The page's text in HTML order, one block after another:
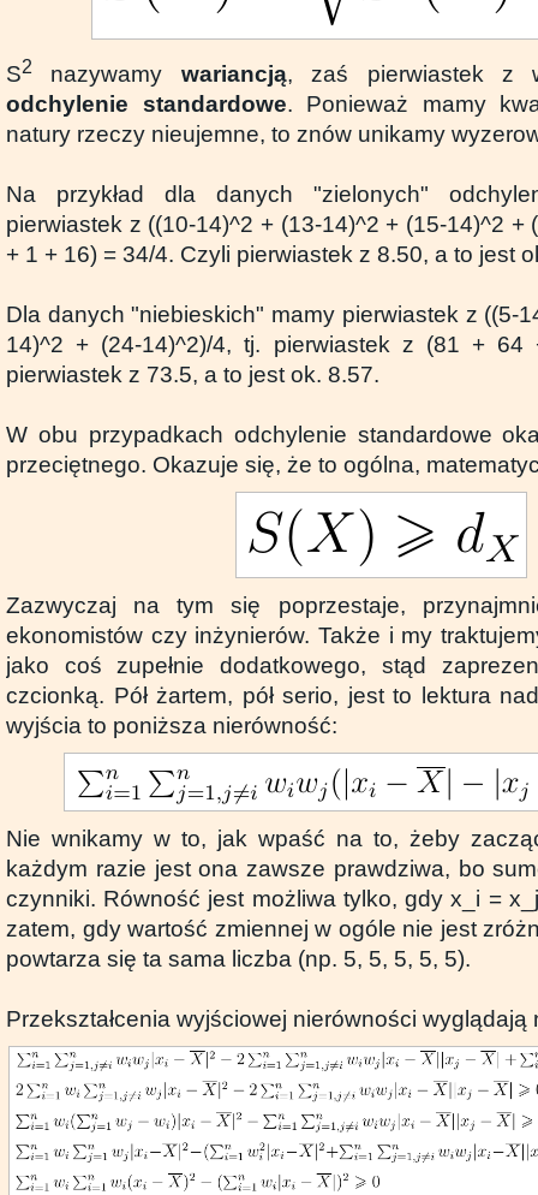
S2 nazywamy wariancją, zaś pierwiastek z
odchylenie standardowe. Ponieważ mamy
natury rzeczy nieujemne, to znów unikamy
Na przykład dla danych "zielonych"
pierwiastek z ((10-14)^2 + (13-14)^2 + (15-14)^2 +
+ 1 + 16) = 34/4. Czyli pierwiastek z 8.50, a to jest
Dla danych "niebieskich" mamy pierwiastek z ((5-
14)^2 + (24-14)^2)/4, tj. pierwiastek z (81 +
pierwiastek z 73.5, a to jest ok. 8.57.
W obu przypadkach odchylenie standardowe
przeciętnego. Okazuje się, że to ogólna,
Zazwyczaj na tym się poprzestaje,
ekonomistów czy inżynierów. Także i my
jako coś zupełnie dodatkowego, stąd
czcionką. Pół żartem, pół serio, jest to lektura
wyjścia to poniższa nierówność:
Nie wnikamy w to, jak wpaść na to, żeby
każdym razie jest ona zawsze prawdziwa, bo
czynniki. Równość jest możliwa tylko, gdy x_i =
zatem, gdy wartość zmiennej w ogóle nie jest
powtarza się ta sama liczba (np. 5, 5, 5, 5, 5).
Przekształcenia wyjściowej nierówności wyglądają